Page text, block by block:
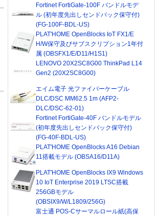
Fortinet FortiGate-100F バンドルモデ
ル (初年度先出しセンドバック保守付)
(FG-100F-BDL-US)
PLAT'HOME OpenBlocks IoT FX1/E
H/W保守及びサブスクリプション1年付
属 (OBSFX1/E/D11/H1S1)
LENOVO 20X2SC8G00 ThinkPad L14
Gen2 (20X2SC8G00)
エイム電子 光ファイバーケーブル
DLC/DSC MM62.5 1m (AFP2-
DLC/DSC-62-01)
Fortinet FortiGate-40F バンドルモデル
(初年度先出しセンドバック保守付)
(FG-40F-BDL-US)
PLAT'HOME OpenBlocks A16 Debian
11搭載モデル (OBSA16/D11A)
PLAT'HOME OpenBlocks IX9 Windows
10 IoT Enterprise 2019 LTSC搭載
256GBモデル
(OBSIX9/W/L1809/256G)
富士通 POS-Cサーマルロール紙(高保